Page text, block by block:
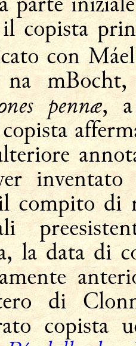
copista
con
pennæ, a
compito di
la data di
di
copista